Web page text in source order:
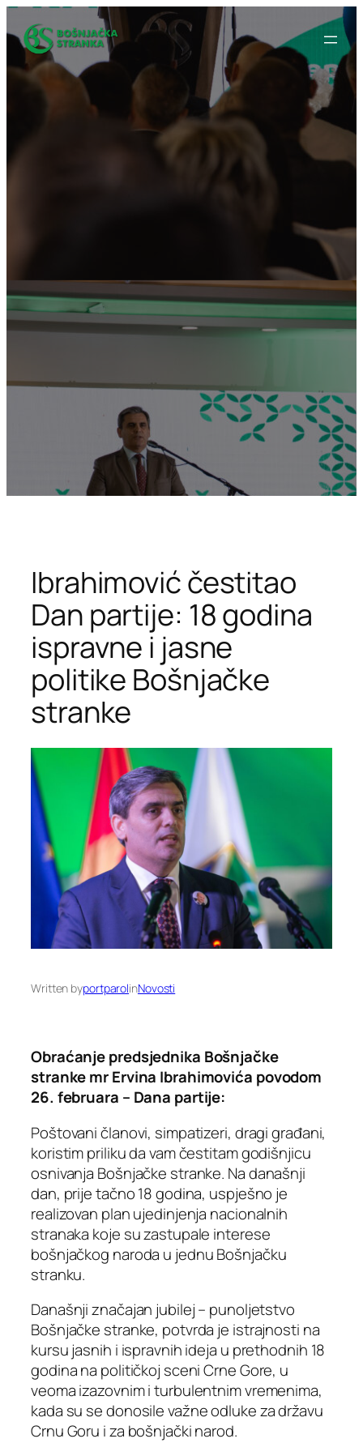
Idi
na
sadržaj
Ibrahimović čestitao
Dan partije: 18 godina
ispravne i jasne
politike Bošnjačke
stranke
Written byportparolinNovosti
Obraćanje predsjednika Bošnjačke
stranke mr Ervina Ibrahimovića povodom
26. februara – Dana partije:
Poštovani članovi, simpatizeri, dragi građani,
koristim priliku da vam čestitam godišnjicu
osnivanja Bošnjačke stranke. Na današnji
dan, prije tačno 18 godina, uspješno je
realizovan plan ujedinjenja nacionalnih
stranaka koje su zastupale interese
bošnjačkog naroda u jednu Bošnjačku
stranku.
Današnji značajan jubilej – punoljetstvo
Bošnjačke stranke, potvrda je istrajnosti na
kursu jasnih i ispravnih ideja u prethodnih 18
godina na političkoj sceni Crne Gore, u
veoma izazovnim i turbulentnim vremenima,
kada su se donosile važne odluke za državu
Crnu Goru i za bošnjački narod.